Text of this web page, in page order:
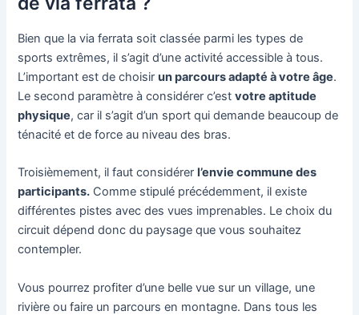
Bien que la via ferrata soit classée parmi les types de
sports extrêmes, il s’agit d’une activité accessible à tous.
L’important est de choisirun parcours adapté à votre âge.
Le second paramètre à considérer c’estvotre aptitude
physique, car il s’agit d’un sport qui demande beaucoup de
ténacité et de force au niveau des bras.
Troisièmement, il faut considérer l’envie commune des
participants. Comme stipulé précédemment, il existe
différentes pistes avec des vues imprenables. Le choix du
circuit dépend donc du paysage que vous souhaitez
contempler.
Vous pourrez profiter d’une belle vue sur un village, une
rivière ou faire un parcours en montagne. Dans tous les